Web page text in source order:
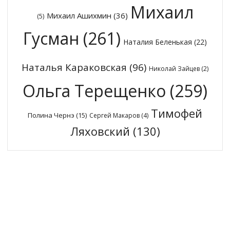
(5) Михаил Ашихмин (36) Михаил
Гусман (261) Наталия Беленькая (22)
Наталья Караковская (96) Николай Зайцев (2)
Ольга Терещенко (259)
Полина Чернэ (15) Сергей Макаров (4) Тимофей
Ляховский (130)